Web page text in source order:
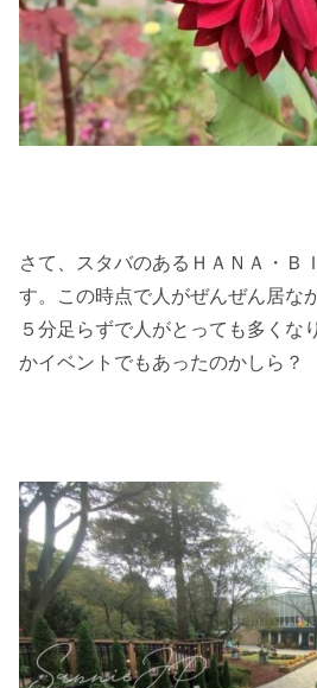
さて、スタバのあるＨＡＮＡ・Ｂ
す。この時点で人がぜんぜん居な
５分足らずで人がとっても多くな
かイベントでもあったのかしら？